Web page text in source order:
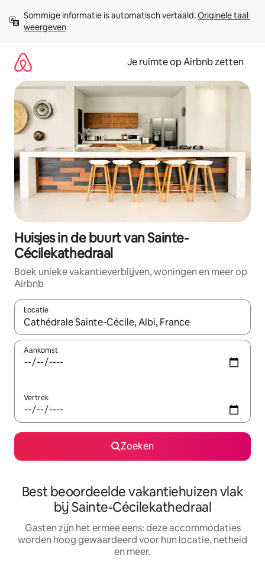
direct
naar
Sommige informatie is automatisch vertaald. Originele taal
weergeven
Je ruimte op Airbnb zetten
Huisjes in de buurt van Sainte-
Cécilekathedraal
Boek unieke vakantieverblijven, woningen en meer op
Airbnb
Locatie
Wanneer er suggesties beschikbaar zijn, maak je een keuze
Aankomst
Vertrek
Zoeken
Best beoordeelde vakantiehuizen vlak
bij Sainte-Cécilekathedraal
Gasten zijn het ermee eens: deze accommodaties
worden hoog gewaardeerd voor hun locatie, netheid
en meer.